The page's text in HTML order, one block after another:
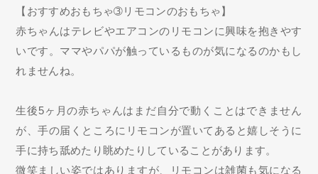
【おすすめおもちゃ➂リモコンのおもちゃ】
赤ちゃんはテレビやエアコンのリモコンに興味を抱きやす
いです。ママやパパが触っているものが気になるのかもし
れませんね。
生後5ヶ月の赤ちゃんはまだ自分で動くことはできません
が、手の届くところにリモコンが置いてあると嬉しそうに
手に持ち舐めたり眺めたりしていることがあります。
微笑ましい姿ではありますが、リモコンは雑菌も気になる